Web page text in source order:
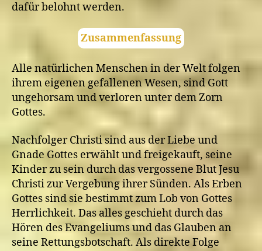
dafür belohnt werden.
Zusammenfassung
Alle natürlichen Menschen in der Welt folgen
ihrem eigenen gefallenen Wesen, sind Gott
ungehorsam und verloren unter dem Zorn
Gottes.
Nachfolger Christi sind aus der Liebe und
Gnade Gottes erwählt und freigekauft, seine
Kinder zu sein durch das vergossene Blut Jesu
Christi zur Vergebung ihrer Sünden. Als Erben
Gottes sind sie bestimmt zum Lob von Gottes
Herrlichkeit. Das alles geschieht durch das
Hören des Evangeliums und das Glauben an
seine Rettungsbotschaft. Als direkte Folge